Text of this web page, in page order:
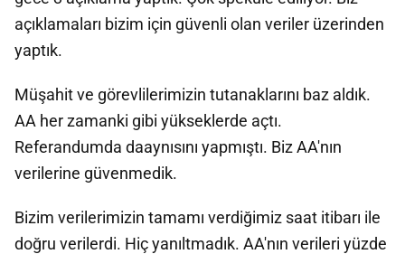
açıklamaları bizim için güvenli olan veriler üzerinden
yaptık.
Müşahit ve görevlilerimizin tutanaklarını baz aldık.
AA her zamanki gibi yükseklerde açtı.
Referandumda daaynısını yapmıştı. Biz AA'nın
verilerine güvenmedik.
Bizim verilerimizin tamamı verdiğimiz saat itibarı ile
doğru verilerdi. Hiç yanıltmadık. AA'nın verileri yüzde